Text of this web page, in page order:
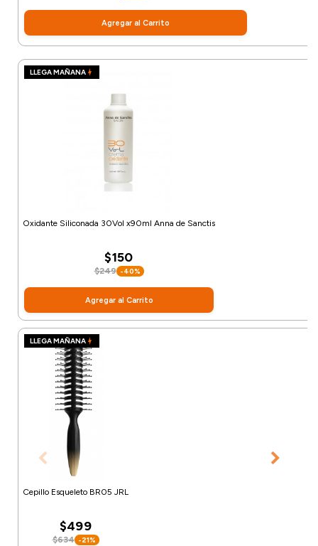
Agregar al Carrito
LLEGA MAÑANA
Oxidante Siliconada 30Vol x90ml Anna de Sanctis
$150
$249 -40%
Agregar al Carrito
LLEGA MAÑANA
Cepillo Esqueleto BR05 JRL
$499
$634 -21%